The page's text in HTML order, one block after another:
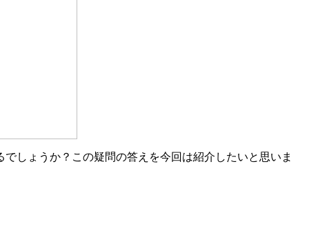
しょうか？この疑問の答えを今回は紹介したいと思いま